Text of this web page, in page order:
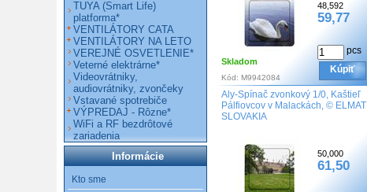
48,592
59,77
pcs
Kúpiť
Skladom
Kód: M9942084
Aly-Spínač zvonkový 1/0, Kaštieľ
Pálfiovcov v Malackách, © ELMAT
SLOVAKIA
50,000
61,50
TUYA (Smart Life)
platforma*
VENTILÁTORY CATA
VENTILÁTORY NA LETO
VEREJNÉ OSVETLENIE*
Veterné elektrárne*
Videovrátniky,
audiovrátniky, zvončeky
Vstavané spotrebiče
VÝPREDAJ - Rôzne*
WiFi a RF bezdrôtové
zariadenia
Informácie
Kto sme